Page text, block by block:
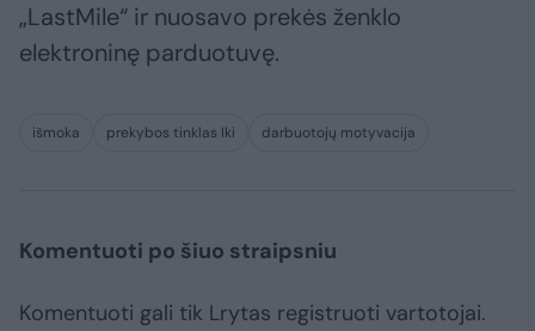
„LastMile“ ir nuosavo prekės ženklo
elektroninę parduotuvę.
išmoka prekybos tinklas Iki darbuotojų motyvacija
Komentuoti po šiuo straipsniu
Komentuoti gali tik Lrytas registruoti vartotojai.